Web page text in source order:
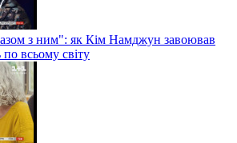
з ним": як Кім Намджун завоював
всьому світу